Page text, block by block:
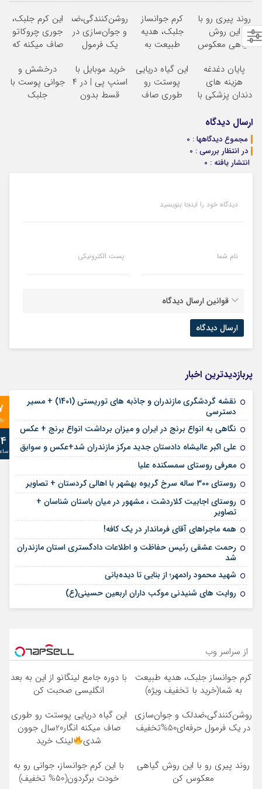
روند پیری رو با
این روش
گیاهی معکوس
کرم جوانساز
جلبک، هدیه
طبیعت به
تخفیف ویژه)
روشن‌کنندگی،ضد‌لک
و جوان‌سازی در
یک فرمول
این کرم جلبک،
جوری چروکاتو
صاف میکنه که
کردی!(تخفیف
ویژه)
پایان دغدغه
هزینه های
دندان پزشکی با
خانگی
این گیاه دریایی
پوستت رو
طوری صاف
خرید موبایل با
اسنپ پی | در ۴
قسط بدون
درخشش و
جوانی پوست با
جلبک
ارسال دیدگاه
مجموع دیدگاهها : 0
در انتظار بررسی : 0
انتشار یافته : 0
دیدگاه خود را اینجا بنویسید
نام شما پست الکترونیکی
قوانین ارسال دیدگاه
پربازدیدترین اخبار
نقشه گردشگری مازندران و جاذبه های توریستی (1401) + مسیر
دسترسی
نگاهی به انواع برنج در ایران و میزان برداشت انواع برنج + عکس
علی‌ اکبر عالیشاه دادستان جدید مرکز مازندران شد+عکس و سوابق
معرفی روستای سمسکنده علیا
روستای 300 ساله سرخ ‌گریوه بهشهر با اهالی کردستان + تصاویر
روستای اجابیت کلاردشت ، مشهور در میان باستان شناسان +
تصاویر
همه ماجراهای آقای فرماندار در یک کافه!
رحمت عشقی رئیس حفاظت و اطلاعات دادگستری استان مازندران
شد
شهید محمود رادمهر؛ از بنایی تا دیده‌بانی
روایت های شنیدنی موکب داران اربعین حسینی(ع)
از سراسر وب
کرم جوانساز جلبک، هدیه طبیعت
به شما(خرید با تخفیف ویژه)
با دوره جامع لینگانو از این به بعد
انگلیسی صحبت کن
روشن‌کنندگی،ضد‌لک و جوان‌سازی
در یک فرمول حرفه‌ای50%تخفیف
این گیاه دریایی پوستت رو طوری
صاف میکنه انگار20سال جوون
شدی
لینک خرید
روند پیری رو با این روش گیاهی
معکوس کن
با این کرم جوانساز، جوانی رو به
خودت برگردون(50% تخفیف)